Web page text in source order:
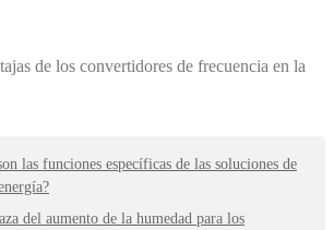
las funciones específicas de las soluciones de
del aumento de la humedad para los